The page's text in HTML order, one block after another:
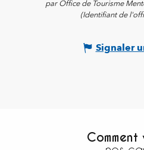
par Office de Tourisme
(Identifiant de
Signaler
Comment